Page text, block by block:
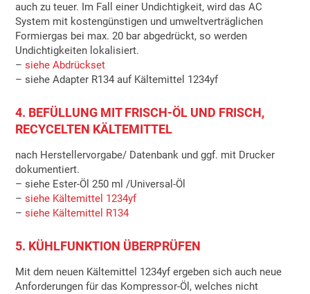
auch zu teuer. Im Fall einer Undichtigkeit, wird das AC
System mit kostengünstigen und umweltverträglichen
Formiergas bei max. 20 bar abgedrückt, so werden
Undichtigkeiten lokalisiert.
–siehe Abdrückset
– siehe Adapter R134 auf Kältemittel 1234yf
4. BEFÜLLUNG MIT FRISCH-ÖL UND FRISCH,
RECYCELTEN KÄLTEMITTEL
nach Herstellervorgabe/ Datenbank und ggf. mit Drucker
dokumentiert.
– siehe Ester-Öl 250 ml /Universal-Öl
–siehe Kältemittel 1234yf
–siehe Kältemittel R134
5. KÜHLFUNKTION ÜBERPRÜFEN
Mit dem neuen Kältemittel 1234yf ergeben sich auch neue
Anforderungen für das Kompressor-Öl, welches nicht